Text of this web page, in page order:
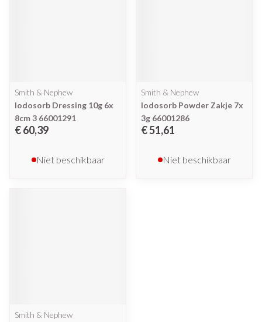
Smith & Nephew
Iodosorb Dressing 10g 6x
8cm 3 66001291
€ 60,39
Niet beschikbaar
Smith & Nephew
Iodosorb Powder Zakje 7x
3g 66001286
€ 51,61
Niet beschikbaar
Smith & Nephew